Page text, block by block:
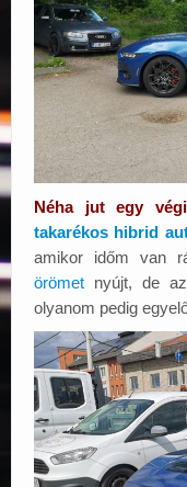
Néha jut egy
takarékos hibrid
amikor időm van
örömet nyújt, de
olyanom pedig